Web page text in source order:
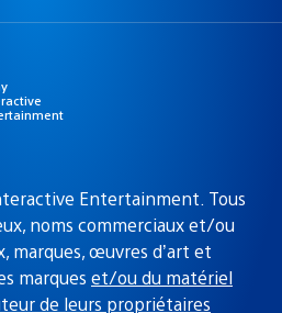
Entertainment. Tous
noms commerciaux et/ou
marques, œuvres d’art et
marques et/ou du matériel
de leurs propriétaires